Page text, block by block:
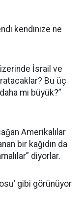
kendinize ne
İsrail ve
Bu üç
mı büyük?”
Amerikalılar
bir kağıdın da
diyorlar.
gibi görünüyor